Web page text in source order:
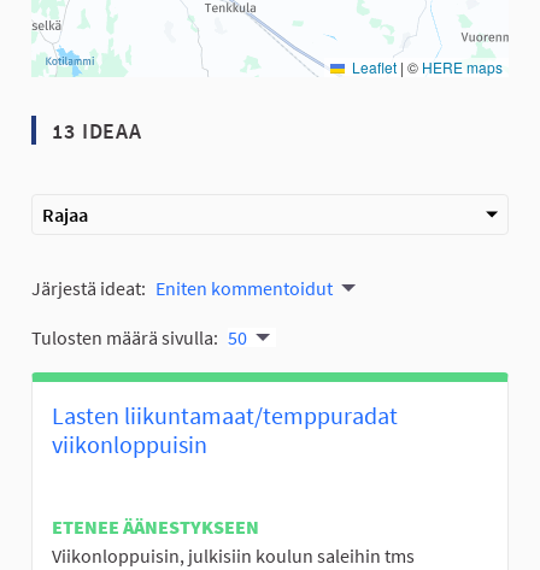
Leaflet | © HERE maps
13 IDEAA
Rajaa
Järjestä ideat: Eniten kommentoidut
Tulosten määrä sivulla: 50
Lasten liikuntamaat/temppuradat
viikonloppuisin
ETENEE ÄÄNESTYKSEEN
Viikonloppuisin, julkisiin koulun saleihin tms